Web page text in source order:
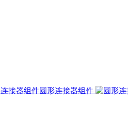
圆形连接器组件